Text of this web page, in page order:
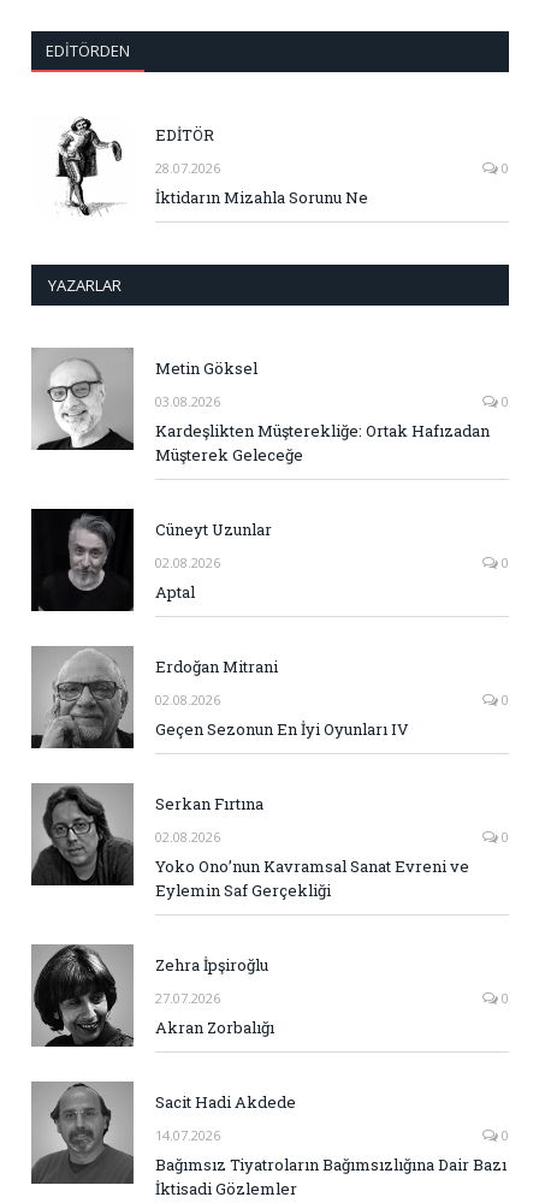
EDITÖRDEN
EDİTÖR
28.07.2026 0
İktidarın Mizahla Sorunu Ne
YAZARLAR
Metin Göksel
03.08.2026 0
Kardeşlikten Müşterekliğe: Ortak Hafızadan
Müşterek Geleceğe
Cüneyt Uzunlar
02.08.2026 0
Aptal
Erdoğan Mitrani
02.08.2026 0
Geçen Sezonun En İyi Oyunları IV
Serkan Fırtına
02.08.2026 0
Yoko Ono’nun Kavramsal Sanat Evreni ve
Eylemin Saf Gerçekliği
Zehra İpşiroğlu
27.07.2026 0
Akran Zorbalığı
Sacit Hadi Akdede
14.07.2026 0
Bağımsız Tiyatroların Bağımsızlığına Dair Bazı
İktisadi Gözlemler